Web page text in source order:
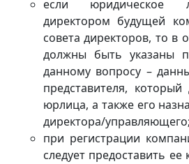
если юридическое
директором будущей
совета директоров, то в
должны быть указаны
данному вопросу –
представителя,
юрлица, а также его
директора/управляющего;
при регистрации
следует предоставить